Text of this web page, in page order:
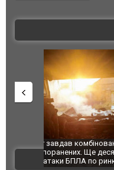
За 2000
Єкатеринбурзі
склад